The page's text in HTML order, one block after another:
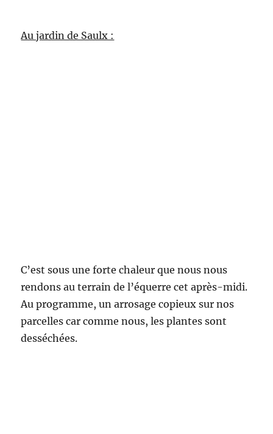
Au jardin de Saulx :
C’est sous une forte chaleur que nous nous
rendons au terrain de l’équerre cet après-midi.
Au programme, un arrosage copieux sur nos
parcelles car comme nous, les plantes sont
desséchées.